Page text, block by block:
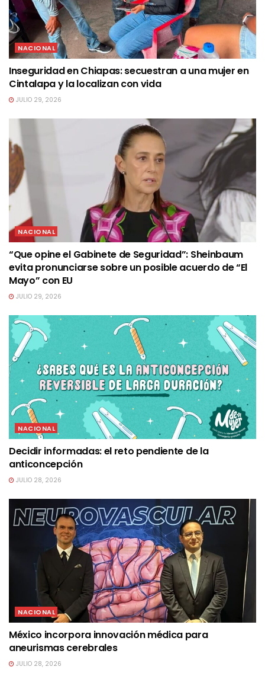
NACIONAL
Inseguridad en Chiapas: secuestran a una mujer en
Cintalapa y la localizan con vida
JULIO 29, 2026
NACIONAL
“Que opine el Gabinete de Seguridad”: Sheinbaum
evita pronunciarse sobre un posible acuerdo de “El
Mayo” con EU
JULIO 29, 2026
NACIONAL
Decidir informadas: el reto pendiente de la
anticoncepción
JULIO 28, 2026
NACIONAL
México incorpora innovación médica para
aneurismas cerebrales
JULIO 28, 2026